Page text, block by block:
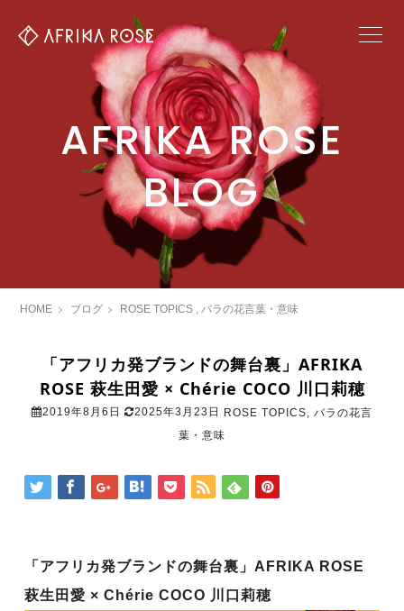
AFRIKA ROSE
BLOG
HOME ブログ ROSE TOPICS , バラの花言葉・意味
「アフリカ発ブランドの舞台裏」AFRIKA
ROSE 萩生田愛 × Chérie COCO 川口莉穂
2019年8月6日 2025年3月23日 ROSE TOPICS, バラの花言
葉・意味
「アフリカ発ブランドの舞台裏」AFRIKA ROSE
萩生田愛 × Chérie COCO 川口莉穂